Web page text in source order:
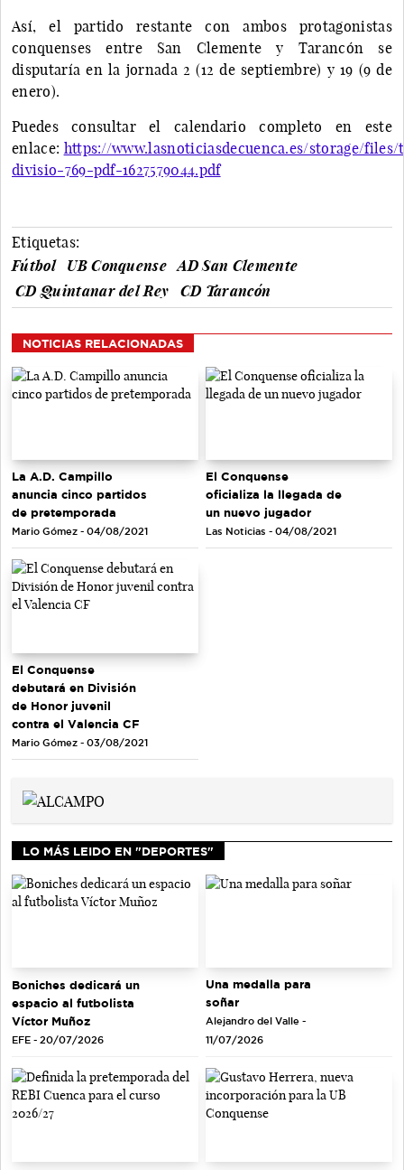
Así, el partido restante con ambos protagonistas
conquenses entre San Clemente y Tarancón se
disputaría en la jornada 2 (12 de septiembre) y 19 (9 de
enero).
Puedes consultar el calendario completo en este
enlace: https://www.lasnoticiasdecuenca.es/storage/
divisio-769-pdf-1627579044.pdf
Etiquetas:
Fútbol
UB Conquense
AD San Clemente
CD Quintanar del Rey
CD Tarancón
NOTICIAS RELACIONADAS
La A.D. Campillo
anuncia cinco partidos
de pretemporada
Mario Gómez - 04/08/2021
El Conquense
oficializa la llegada de
un nuevo jugador
Las Noticias - 04/08/2021
El Conquense
debutará en División
de Honor juvenil
contra el Valencia CF
Mario Gómez - 03/08/2021
LO MÁS LEIDO EN "DEPORTES"
Boniches dedicará un
espacio al futbolista
Víctor Muñoz
EFE - 20/07/2026
Una medalla para
soñar
Alejandro del Valle -
11/07/2026